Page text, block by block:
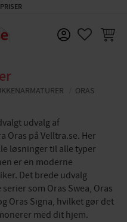
ORAS
udvalg af
Oras på Velltra.se. Her
løsninger til alle typer
er en moderne
Det brede udvalg
som Oras Swea, Oras
Oras Signa, hvilket gør det
med dit hjem.